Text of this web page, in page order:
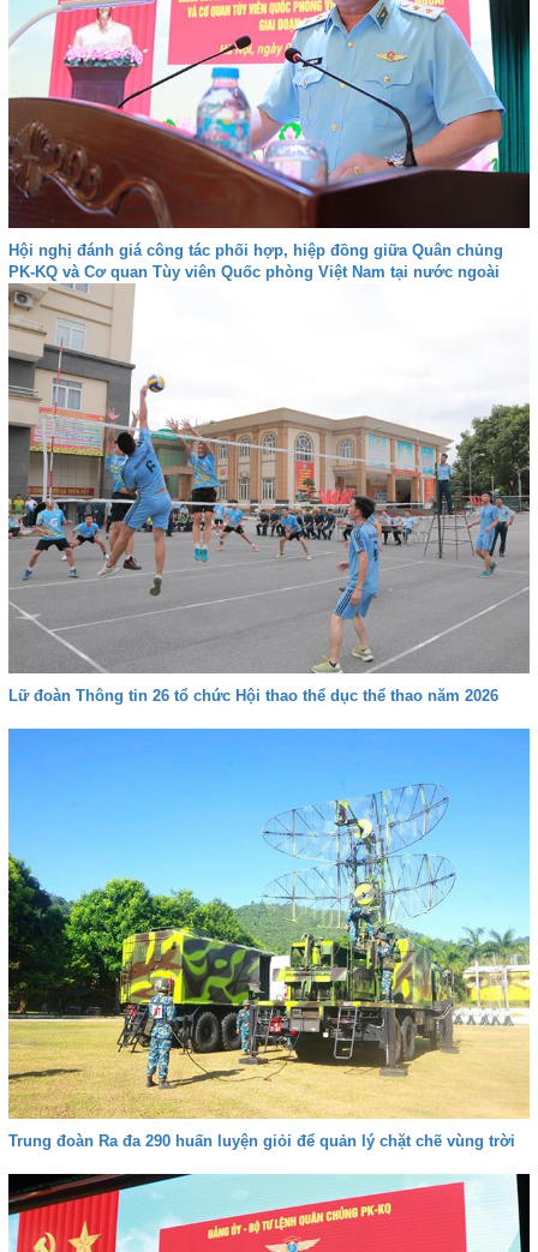
Hội nghị đánh giá công tác phối hợp, hiệp đồng giữa Quân chủng
PK-KQ và Cơ quan Tùy viên Quốc phòng Việt Nam tại nước ngoài
Lữ đoàn Thông tin 26 tổ chức Hội thao thể dục thể thao năm 2026
Trung đoàn Ra đa 290 huấn luyện giỏi để quản lý chặt chẽ vùng trời